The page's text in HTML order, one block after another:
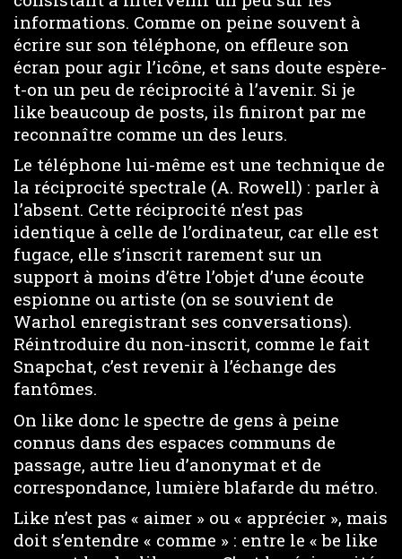
informations. Comme on peine souvent à
écrire sur son téléphone, on effleure son
écran pour agir l’icône, et sans doute espère-
t-on un peu de réciprocité à l’avenir. Si je
like beaucoup de posts, ils finiront par me
reconnaître comme un des leurs.
Le téléphone lui-même est une technique de
la réciprocité spectrale (A. Rowell) : parler à
l’absent. Cette réciprocité n’est pas
identique à celle de l’ordinateur, car elle est
fugace, elle s’inscrit rarement sur un
support à moins d’être l’objet d’une écoute
espionne ou artiste (on se souvient de
Warhol enregistrant ses conversations).
Réintroduire du non-inscrit, comme le fait
Snapchat, c’est revenir à l’échange des
fantômes.
On like donc le spectre de gens à peine
connus dans des espaces communs de
passage, autre lieu d’anonymat et de
correspondance, lumière blafarde du métro.
Like n’est pas « aimer » ou « apprécier », mais
doit s’entendre « comme » : entre le « be like